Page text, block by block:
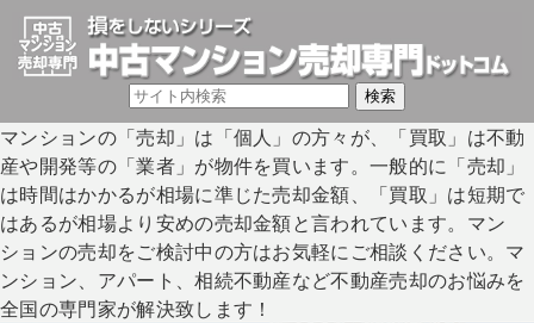
マンションの「売却」は「個人」の方々が、「買取」は不動
産や開発等の「業者」が物件を買います。一般的に「売却」
は時間はかかるが相場に準じた売却金額、「買取」は短期で
はあるが相場より安めの売却金額と言われています。マン
ションの売却をご検討中の方はお気軽にご相談ください。マ
ンション、アパート、相続不動産など不動産売却のお悩みを
全国の専門家が解決致します！